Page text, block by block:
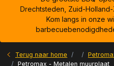
Drechtsteden, Zuid-
Kom langs in onze
Terug naar home
Petromax - Metalen muurplaat